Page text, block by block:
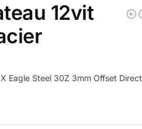
12vit
Eagle Steel 30Z 3mm Offset Direct